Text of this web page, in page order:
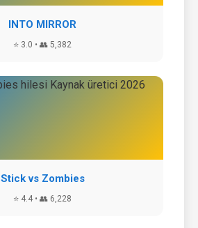
INTO MIRROR
⭐ 3.0 • 👥 5,382
Stick vs Zombies
⭐ 4.4 • 👥 6,228